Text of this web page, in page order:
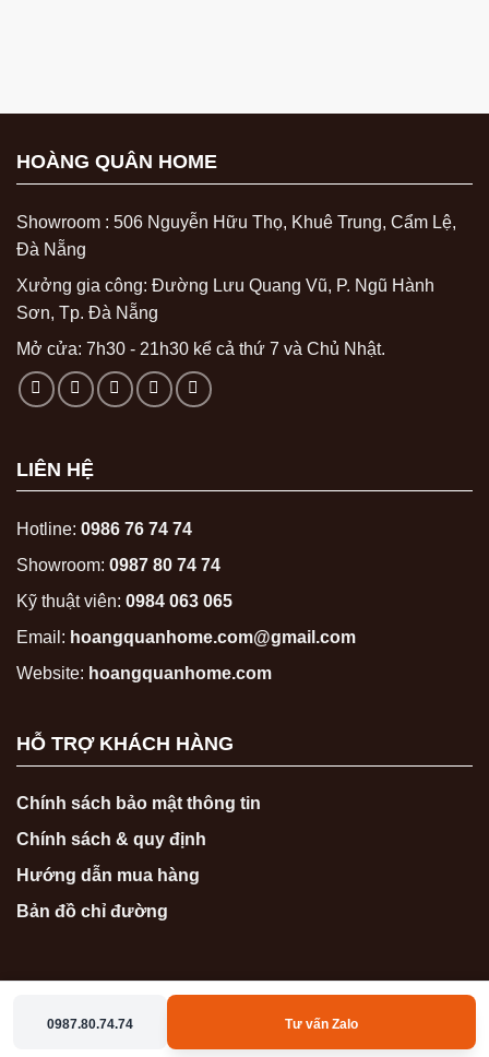
HOÀNG QUÂN HOME
Showroom : 506 Nguyễn Hữu Thọ, Khuê Trung, Cẩm Lệ,
Đà Nẵng
Xưởng gia công: Đường Lưu Quang Vũ, P. Ngũ Hành
Sơn, Tp. Đà Nẵng
Mở cửa: 7h30 - 21h30 kể cả thứ 7 và Chủ Nhật.
LIÊN HỆ
Hotline: 0986 76 74 74
Showroom: 0987 80 74 74
Kỹ thuật viên: 0984 063 065
Email: hoangquanhome.com@gmail.com
Website: hoangquanhome.com
HỖ TRỢ KHÁCH HÀNG
Chính sách bảo mật thông tin
Chính sách & quy định
Hướng dẫn mua hàng
Bản đồ chỉ đường
Copyright 2026 © hoangquanhome.com
0987.80.74.74 Tư vấn Zalo
0986767474 Zalo Messenger